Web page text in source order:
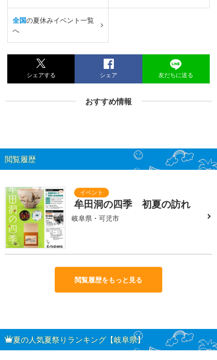
全国の夏休みイベント一覧
へ
シェアする シェア 友だちに送る
おすすめ情報
閲覧履歴
牟田洞の四季 初夏の訪れ
岐阜県・可児市
閲覧履歴をもっと見る
夏の人気夏祭りランキング【岐阜県】